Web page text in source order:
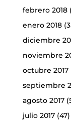
febrero 2018
enero 2018
diciembre
noviembre
octubre 2017
septiembre
agosto 2017
julio 2017(47)